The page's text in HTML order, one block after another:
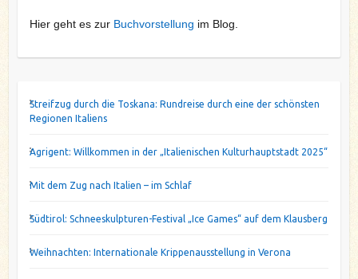
Hier geht es zur Buchvorstellung im Blog.
Streifzug durch die Toskana: Rundreise durch eine der schönsten
Regionen Italiens
Agrigent: Willkommen in der „Italienischen Kulturhauptstadt 2025“
Mit dem Zug nach Italien – im Schlaf
Südtirol: Schneeskulpturen-Festival „Ice Games“ auf dem Klausberg
Weihnachten: Internationale Krippenausstellung in Verona